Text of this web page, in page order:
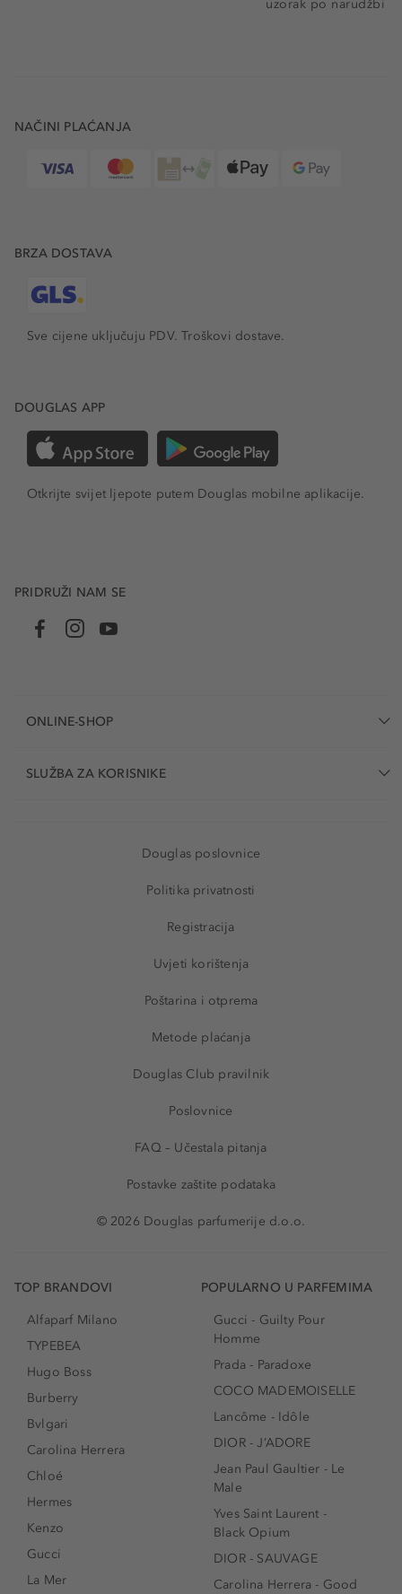
uzorak po narudžbi
NAČINI PLAĆANJA
BRZA DOSTAVA
Sve cijene uključuju PDV.Troškovi dostave.
DOUGLAS APP
Otkrijte svijet ljepote putem Douglas mobilne aplikacije.
PRIDRUŽI NAM SE
ONLINE-SHOP
SLUŽBA ZA KORISNIKE
Douglas poslovnice
Politika privatnosti
Registracija
Uvjeti korištenja
Poštarina i otprema
Metode plaćanja
Douglas Club pravilnik
Poslovnice
FAQ – Učestala pitanja
Postavke zaštite podataka
© 2026 Douglas parfumerije d.o.o.
TOP BRANDOVI
Alfaparf Milano
TYPEBEA
Hugo Boss
Burberry
Bvlgari
Carolina Herrera
Chloé
Hermes
Kenzo
Gucci
La Mer
POPULARNO U PARFEMIMA
Gucci - Guilty Pour
Homme
Prada - Paradoxe
COCO MADEMOISELLE
Lancôme - Idôle
DIOR - J’ADORE
Jean Paul Gaultier - Le
Male
Yves Saint Laurent -
Black Opium
DIOR - SAUVAGE
Carolina Herrera - Good